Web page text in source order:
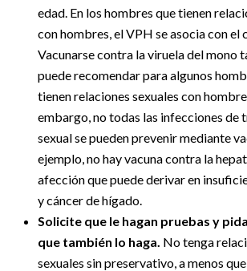
edad. En los hombres que tienen
con hombres, el VPH se asocia con el
Vacunarse contra la viruela del mono
puede recomendar para algunos
tienen relaciones sexuales con
embargo, no todas las infecciones de
sexual se pueden prevenir mediante
ejemplo, no hay vacuna contra la
afección que puede derivar en
y cáncer de hígado.
Solicite que le hagan pruebas y
que también lo haga. No tenga
sexuales sin preservativo, a menos